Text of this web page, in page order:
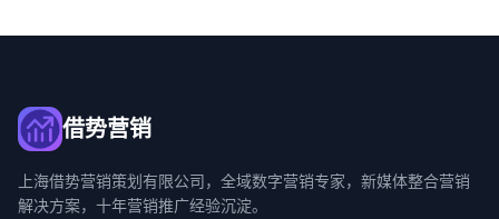
借势营销
上海借势营销策划有限公司，全域数字营销专家，新媒体整合营销
解决方案，十年营销推广经验沉淀。